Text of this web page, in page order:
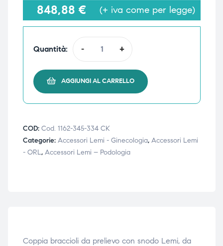
848,88 € (+ iva come per legge)
Quantità: - +
AGGIUNGI AL CARRELLO
COD: Cod. 1162-345-334 CK
Categorie: Accessori Lemi - Ginecologia, Accessori Lemi
- ORL, Accessori Lemi – Podologia
Coppia braccioli da prelievo con snodo Lemi, da